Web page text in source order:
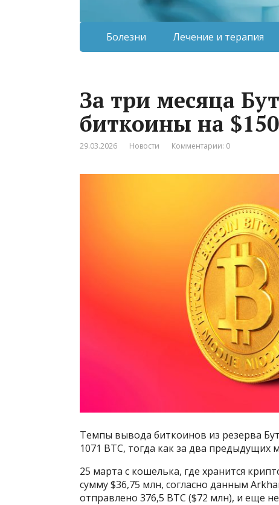
Болезни Лечение и терапия
За три месяца
биткоины на
29.03.2026 Новости Комментарии: 0
Темпы вывода биткоинов из резерва
1071 BTC, тогда как за два
25 марта с кошелька, где хранится
сумму $36,75 млн, согласно данным
отправлено 376,5 BTC ($72 млн), и еще